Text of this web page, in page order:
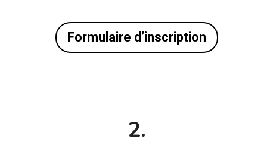
Formulaire d’inscription
2.